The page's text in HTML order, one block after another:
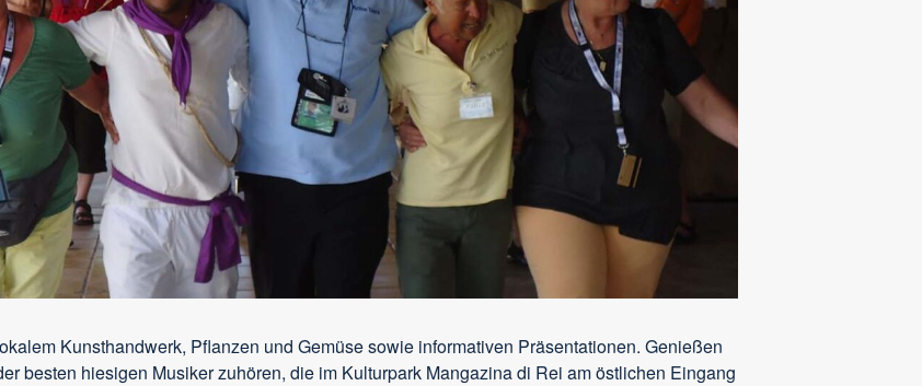
Kunsthandwerk, Pflanzen und Gemüse sowie informativen Präsentationen. Genießen
besten hiesigen Musiker zuhören, die im Kulturpark Mangazina di Rei am östlichen Eingang